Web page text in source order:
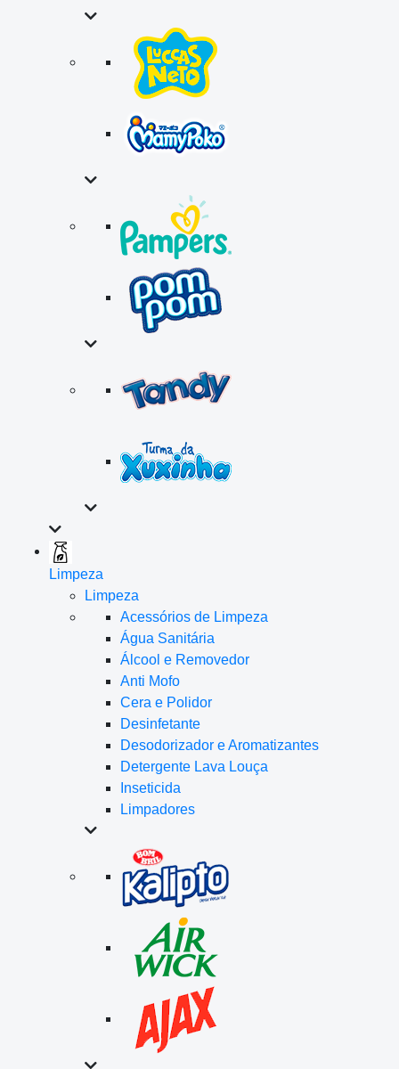
Limpeza
Limpeza
Acessórios de Limpeza
Água Sanitária
Álcool e Removedor
Anti Mofo
Cera e Polidor
Desinfetante
Desodorizador e Aromatizantes
Detergente Lava Louça
Inseticida
Limpadores